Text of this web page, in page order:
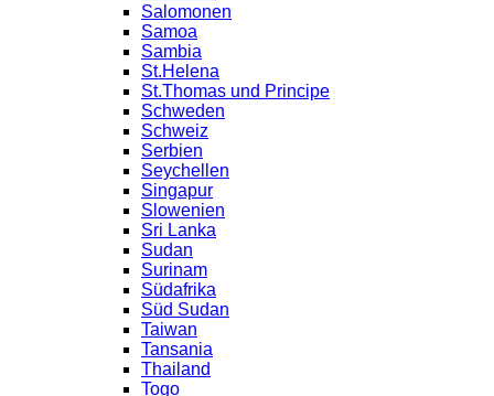
Salomonen
Samoa
Sambia
St.Helena
St.Thomas und Principe
Schweden
Schweiz
Serbien
Seychellen
Singapur
Slowenien
Sri Lanka
Sudan
Surinam
Südafrika
Süd Sudan
Taiwan
Tansania
Thailand
Togo